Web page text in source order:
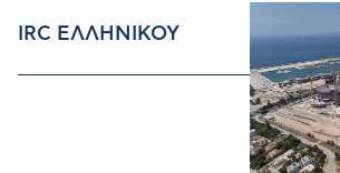
IRC ΕΛΛΗΝΙΚΟΥ